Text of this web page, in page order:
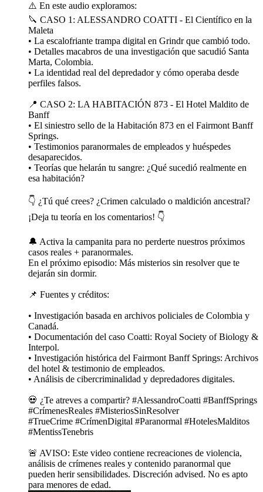
⚠️ En este audio exploramos:
🔪 CASO 1: ALESSANDRO COATTI - El Científico en la
Maleta
• La escalofriante trampa digital en Grindr que cambió todo.
• Detalles macabros de una investigación que sacudió Santa
Marta, Colombia.
• La identidad real del depredador y cómo operaba desde
perfiles falsos.
📍 CASO 2: LA HABITACIÓN 873 - El Hotel Maldito de
Banff
• El siniestro sello de la Habitación 873 en el Fairmont Banff
Springs.
• Testimonios paranormales de empleados y huéspedes
desaparecidos.
• Teorías que helarán tu sangre: ¿Qué sucedió realmente en
esa habitación?
👇 ¿Tú qué crees? ¿Crimen calculado o maldición ancestral?
¡Deja tu teoría en los comentarios! 👇
🔔 Activa la campanita para no perderte nuestros próximos
casos reales + paranormales.
En el próximo episodio: Más misterios sin resolver que te
dejarán sin dormir.
📌 Fuentes y créditos:
• Investigación basada en archivos policiales de Colombia y
Canadá.
• Documentación del caso Coatti: Royal Society of Biology &
Interpol.
• Investigación histórica del Fairmont Banff Springs: Archivos
del hotel & testimonio de empleados.
• Análisis de cibercriminalidad y depredadores digitales.
💀 ¿Te atreves a compartir? #AlessandroCoatti #BanffSprings
#CrímenesReales #MisteriosSinResolver
#TrueCrime #CrímenDigital #Paranormal #HotelesMalditos
#MentissTenebris
🚨 AVISO: Este video contiene recreaciones de violencia,
análisis de crímenes reales y contenido paranormal que
pueden herir sensibilidades. Discreción advised. No es apto
para menores de edad.